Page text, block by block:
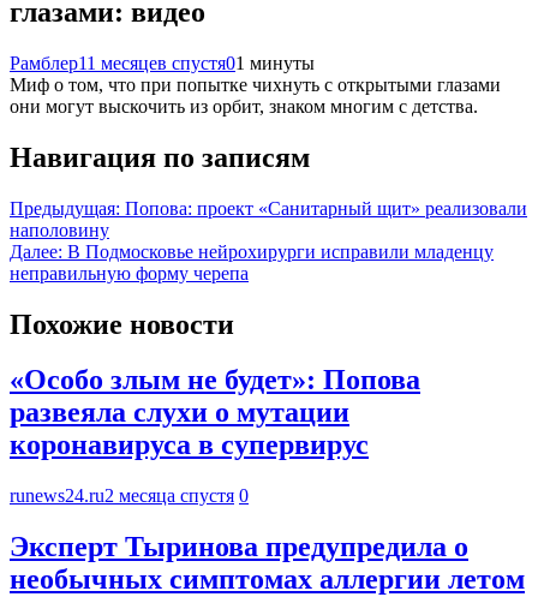
глазами: видео
Рамблер11 месяцев спустя01 минуты
Миф о том, что при попытке чихнуть с открытыми глазами
они могут выскочить из орбит, знаком многим с детства.
Навигация по записям
Предыдущая: Попова: проект «Санитарный щит» реализовали
наполовину
Далее: В Подмосковье нейрохирурги исправили младенцу
неправильную форму черепа
Похожие новости
«Особо злым не будет»: Попова
развеяла слухи о мутации
коронавируса в супервирус
runews24.ru2 месяца спустя 0
Эксперт Тыринова предупредила о
необычных симптомах аллергии летом